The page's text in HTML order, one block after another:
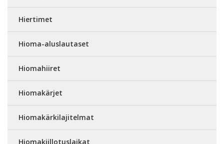
Hiertimet
Hioma-aluslautaset
Hiomahiiret
Hiomakärjet
Hiomakärkilajitelmat
Hiomakiillotuslaikat